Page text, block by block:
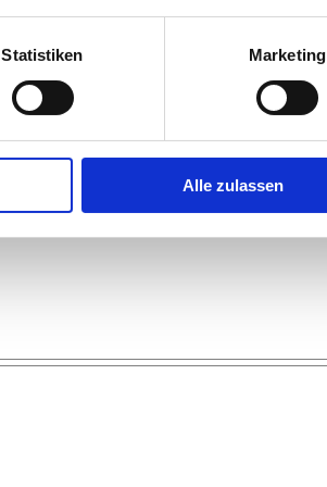
Statistiken Marketing
Alle zulassen